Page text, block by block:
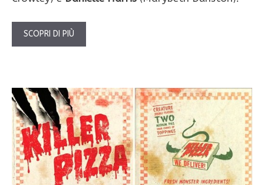
SCOPRI DI PIÙ